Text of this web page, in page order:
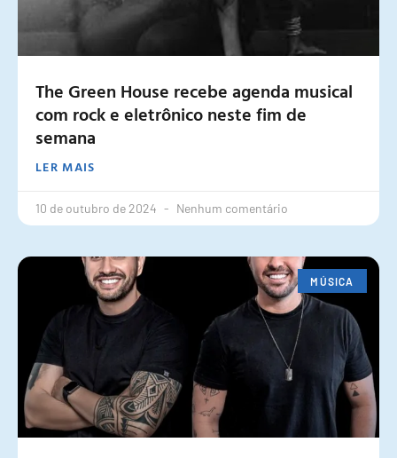
The Green House recebe agenda musical
com rock e eletrônico neste fim de
semana
LER MAIS
10 de outubro de 2024 Nenhum comentário
MÚSICA